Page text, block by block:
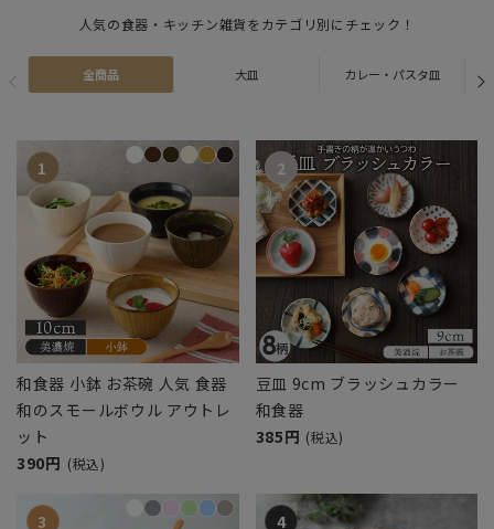
人気の食器・キッチン雑貨をカテゴリ別にチェック！
全商品 大皿 カレー・パスタ皿
和食器 小鉢 お茶碗 人気 食器
和のスモールボウル アウトレ
ット
390円 (税込)
豆皿 9cm ブラッシュカラー
和食器
385円 (税込)